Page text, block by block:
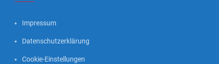
Impressum
Datenschutzerklärung
Cookie-Einstellungen